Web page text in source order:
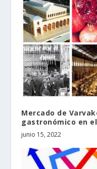
Mercado de
gastronómico en
junio 15, 2022